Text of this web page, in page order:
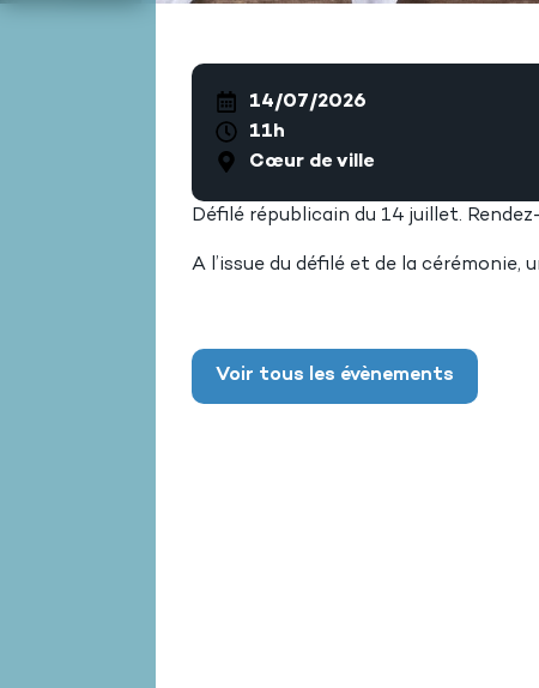
14/07/2026
11h
Cœur de ville
Défilé républicain du 14 juillet.
A l’issue du défilé et de la cérémonie,
Voir tous les évènements